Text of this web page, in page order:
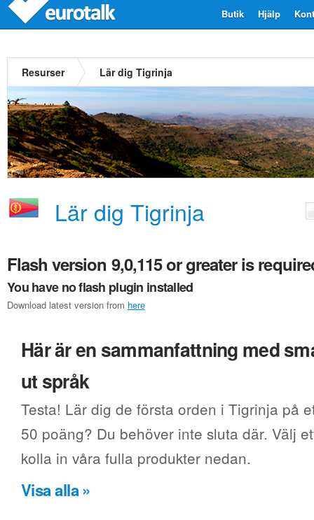
Hjälp
Butik
Resurser Lär dig Tigrinja
Lär dig Tigrinja
Flash version 9,0,115 or greater is
You have no flash plugin installed
Download latest version from here
Här är en sammanfattning med
ut språk
Testa! Lär dig de första orden i Tigrinja på
50 poäng? Du behöver inte sluta där. Välj
kolla in våra fulla produkter nedan.
Visa alla »